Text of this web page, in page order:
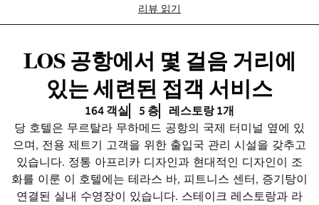
리뷰 읽기
LOS 공항에서 몇 걸음 거리에
있는 세련된 접객 서비스
164 객실 5 층 레스토랑 1개
당 호텔은 무르탈라 무하메드 공항의 국제 터미널 옆에 있
으며, 전용 제트기 고객을 위한 출입국 관리 시설을 갖추고
있습니다. 정통 아프리카 디자인과 현대적인 디자인이 조
화를 이룬 이 호텔에는 테라스 바, 피트니스 센터, 증기탕이
연결된 실내 수영장이 있습니다. 스테이크 레스토랑과 라